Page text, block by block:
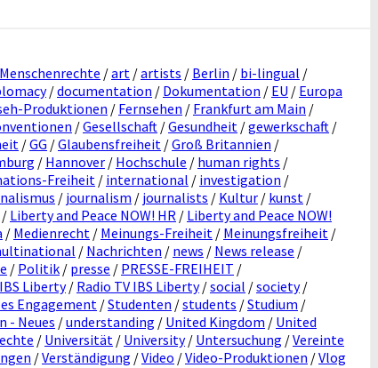
/art /artists / Berlin / bi-lingual /
/documentation / Dokumentation / EU / Europa
Produktionen / Fernsehen / Frankfurt am Main /
/Gesellschaft /Gesundheit /gewerkschaft /
/GG /Glaubensfreiheit /Groß Britannien /
/ Hannover / Hochschule / human rights /
Freiheit/ international / investigation /
/ journalism / journalists / Kultur / kunst /
/ Liberty and Peace NOW! HR / Liberty and Peace NOW!
/ Medienrecht / Meinungs-Freiheit / Meinungsfreiheit /
/ Nachrichten / news / News release /
/ Politik / presse / PRESSE-FREIHEIT /
Liberty/ Radio TV IBS Liberty/social /society/
Engagement/Studenten /students /Studium /
- Neues /understanding / United Kingdom / United
/ Universität / University/ Untersuchung /Vereinte
/Verständigung /Video /Video-Produktionen /Vlog